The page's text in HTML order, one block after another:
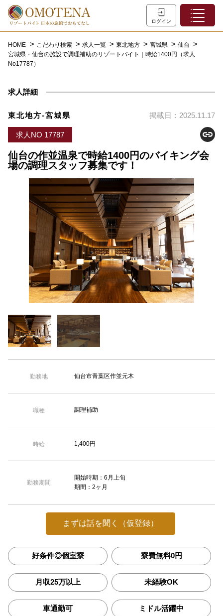
ログイン
ホーム
特集一覧
初めての方へ
お問い合わせ
よくあるご質問
会員登録
LINEでログイン
0120-932-959
【TEL受付】9:30～18:00 土日・祝日定休
HOME こだわり検索 求人一覧 東北地方 宮城県
仙台
宮城県・仙台の施設で調理補助のリゾートバイト｜時給1400円（求人
No17787）
求人詳細
東北地方-宮城県 掲載日：2025.11.17
求人NO 17787
仙台の作並温泉で時給1400円のバイキング会
場の調理スタッフ募集です！
勤務地 仙台市青葉区作並元木
職種 調理補助
時給 1,400円
勤務期間
開始時期：6月上旬
期間：2ヶ月
まずは話を聞く（仮登録）
好条件◎個室寮 寮費無料0円
月収25万以上 未経験OK
車通勤可 ミドル活躍中